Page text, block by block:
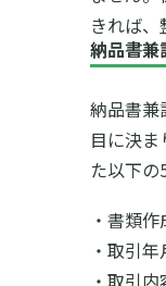
きれば、
納品書兼
納品書兼
目に決
た以下の
・書類
・取引年
・取引内